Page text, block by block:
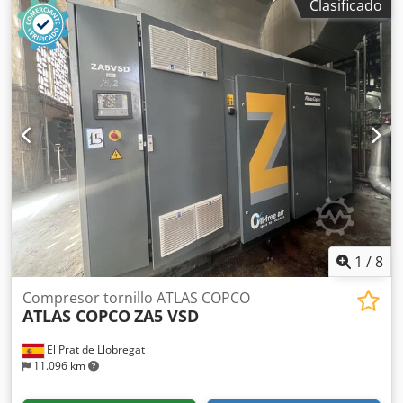
2012 Horas de funcionamiento: 36.734
Clasificado
1 /8
El Prat de Llobregat
11.096 km
Compresor tornillo ATLAS COPCO
ATLAS COPCOZA5 VSD